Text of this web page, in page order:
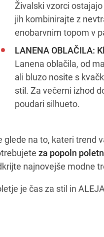
Živalski vzorci
jih kombinirajte z
enobarvnim topom v
LANENA OBLAČILA:
Lanena oblačila, od
ali bluzo nosite s
stil. Za večerni izhod
poudari silhueto.
glede na to, kateri trend
za popoln
najnovejše modne
je čas za stil in